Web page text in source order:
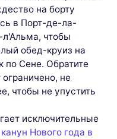
на борту
в Порт-де-ла-
чтобы
обед-круиз на
по Сене. Обратите
не
чтобы не упустить
исключительные
канун Нового года в